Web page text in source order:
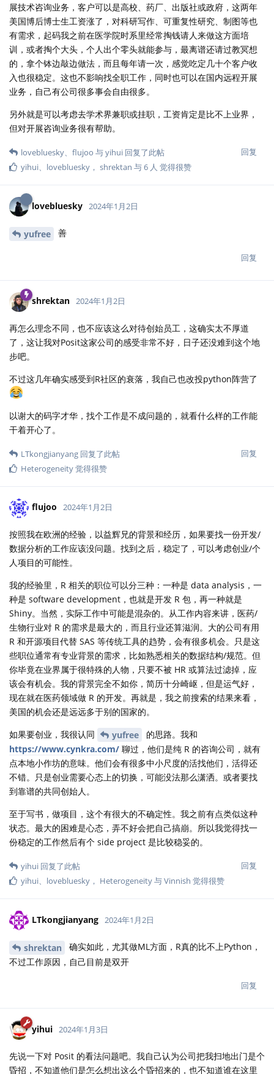
展技术咨询业务，客户可以是高校、药厂、出版社或政府，这两年
美国博后博士生工资涨了，对科研写作、可重复性研究、制图等也
有需求，起码我之前在医学院时系里经常掏钱请人来做这方面培
训，或者掏个大头，个人出个零头就能参与，最离谱还请过教冥想
的，拿个钵边敲边做法，而且每年请一次，感觉吃定几十个客户收
入也很稳定。这也不影响找全职工作，同时也可以在国内远程开展
业务，自己有公司很多事会自由很多。
另外就是可以考虑去学术界兼职或挂职，工资肯定是比不上业界，
但对开展咨询业务很有帮助。
回复
lovebluesky、 flujoo 与yihui 回复了此帖
yihui、 lovebluesky ， shrektan 与6 人 觉得很赞
lovebluesky 2024年1月2日
yufree 善
回复
shrektan 2024年1月2日
再怎么理念不同，也不应该这么对待创始员工，这确实太不厚道
了，这让我对Posit这家公司的感受非常不好，日子还没难到这个地
步吧。
不过这几年确实感受到R社区的衰落，我自己也改投python阵营了
以谢大的码字才华，找个工作是不成问题的，就看什么样的工作能
干着开心了。
回复
LTkongjianyang 回复了此帖
Heterogeneity觉得很赞
flujoo 2024年1月2日
按照我在欧洲的经验，以益辉兄的背景和经历，如果要找一份开发/
数据分析的工作应该没问题。找到之后，稳定了，可以考虑创业/个
人项目的可能性。
我的经验里，R 相关的职位可以分三种：一种是 data analysis，一
种是 software development，也就是开发 R 包，再一种就是
Shiny。当然，实际工作中可能是混杂的。从工作内容来讲，医药/
生物行业对 R 的需求是最大的，而且行业还算滋润。大的公司有用
R 和开源项目代替 SAS 等传统工具的趋势，会有很多机会。只是这
些职位通常有专业背景的需求，比如熟悉相关的数据结构/规范。但
你毕竟在业界属于很特殊的人物，只要不被 HR 或算法过滤掉，应
该会有机会。我的背景完全不如你，简历十分崎岖，但是运气好，
现在就在医药领域做 R 的开发。再就是，我之前搜索的结果来看，
美国的机会还是远远多于别的国家的。
如果要创业，我很认同
yufree
的思路。我和
https://www.cynkra.com/ 聊过，他们是纯 R 的咨询公司，就有
点本地小作坊的意味。他们会有很多中小尺度的活找他们，活得还
不错。只是创业需要心态上的切换，可能没法那么潇洒。或者要找
到靠谱的共同创始人。
至于写书，做项目，这个有很大的不确定性。我之前有点类似这种
状态。最大的困难是心态，弄不好会把自己搞崩。所以我觉得找一
份稳定的工作然后有个 side project 是比较稳妥的。
回复
yihui 回复了此帖
yihui、 lovebluesky ， Heterogeneity与Vinnish 觉得很赞
LTkongjianyang 2024年1月2日
shrektan
确实如此，尤其做ML方面，R真的比不上Python，
不过工作原因，自己目前是双开
回复
yihui 2024年1月3日
先说一下对 Posit 的看法问题吧。我自己认为公司把我扫地出门是个
昏招，不知道他们是怎么想出这么个昏招来的，也不知道谁在这里